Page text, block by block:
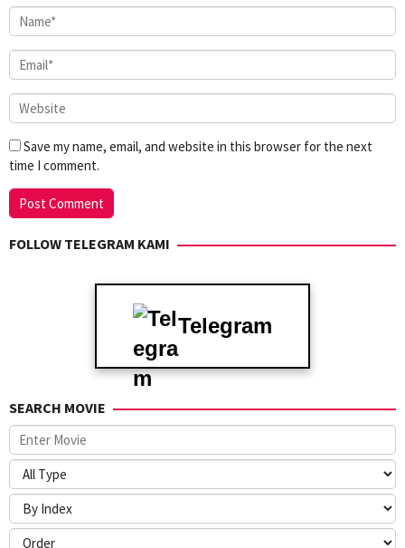
Save my name, email, and website in this browser for the next
time I comment.
FOLLOW TELEGRAM KAMI
Telegram
SEARCH MOVIE